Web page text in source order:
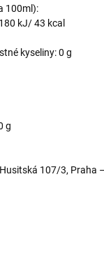
100ml):
kJ/ 43 kcal
kyseliny: 0 g
g
107/3, Praha